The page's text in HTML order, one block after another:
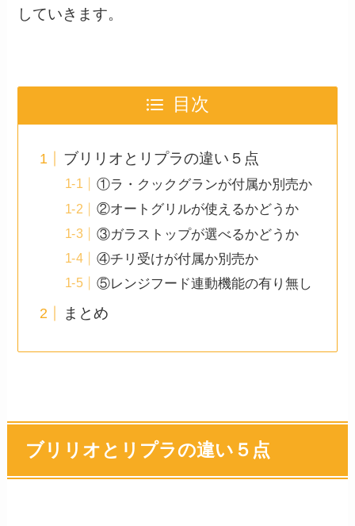
していきます。
目次
ブリリオとリプラの違い５点
①ラ・クックグランが付属か別売か
②オートグリルが使えるかどうか
③ガラストップが選べるかどうか
④チリ受けが付属か別売か
⑤レンジフード連動機能の有り無し
まとめ
ブリリオとリプラの違い５点